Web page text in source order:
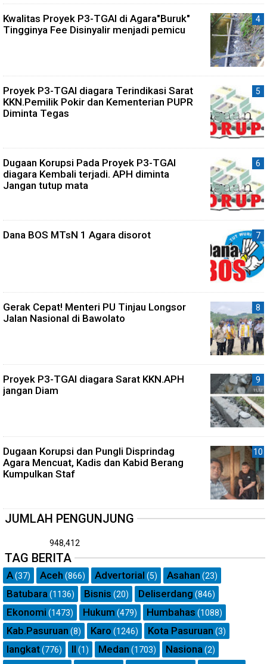
Kwalitas Proyek P3-TGAI di Agara"Buruk"
Tingginya Fee Disinyalir menjadi pemicu
Proyek P3-TGAI diagara Terindikasi Sarat
KKN.Pemilik Pokir dan Kementerian PUPR
Diminta Tegas
Dugaan Korupsi Pada Proyek P3-TGAI
diagara Kembali terjadi. APH diminta
Jangan tutup mata
Dana BOS MTsN 1 Agara disorot
Gerak Cepat! Menteri PU Tinjau Longsor
Jalan Nasional di Bawolato
Proyek P3-TGAI diagara Sarat KKN.APH
jangan Diam
Dugaan Korupsi dan Pungli Disprindag
Agara Mencuat, Kadis dan Kabid Berang
Kumpulkan Staf
JUMLAH PENGUNJUNG
948,412
TAG BERITA
A(37) Aceh (866) Advertorial (5) Asahan (23)
Batubara (1136) Bisnis (20) Deliserdang (846)
Ekonomi (1473) Hukum (479) Humbahas (1088)
Kab.Pasuruan (8) Karo (1246) Kota Pasuruan (3)
langkat(776) ll (1) Medan (1703) Nasiona (2)